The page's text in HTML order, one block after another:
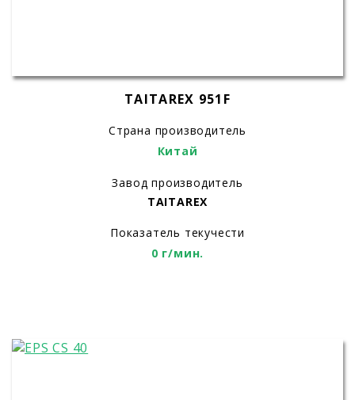
TAITAREX 951F
Страна производитель
Китай
Завод производитель
TAITAREX
Показатель текучести
0 г/мин.